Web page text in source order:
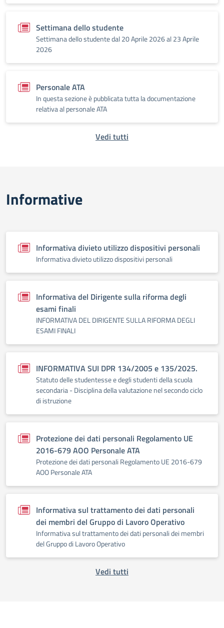
Settimana dello studente
Settimana dello studente dal 20 Aprile 2026 al 23 Aprile
2026
Personale ATA
In questa sezione è pubblicata tutta la documentazione
relativa al personale ATA
Vedi tutti
Informative
Informativa divieto utilizzo dispositivi personali
Informativa divieto utilizzo dispositivi personali
Informativa del Dirigente sulla riforma degli
esami finali
INFORMATIVA DEL DIRIGENTE SULLA RIFORMA DEGLI
ESAMI FINALI
INFORMATIVA SUI DPR 134/2005 e 135/2025.
Statuto delle studentesse e degli studenti della scuola
secondaria - Disciplina della valutazione nel secondo ciclo
di istruzione
Protezione dei dati personali Regolamento UE
2016-679 AOO Personale ATA
Protezione dei dati personali Regolamento UE 2016-679
AOO Personale ATA
Informativa sul trattamento dei dati personali
dei membri del Gruppo di Lavoro Operativo
Informativa sul trattamento dei dati personali dei membri
del Gruppo di Lavoro Operativo
Vedi tutti